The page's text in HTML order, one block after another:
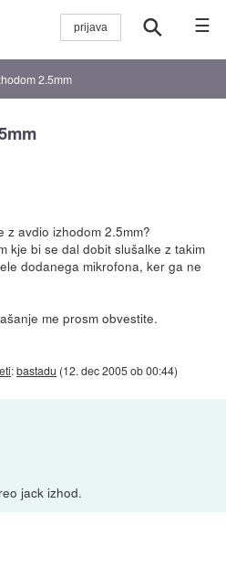
☰
2.5mm
z avdio izhodom 2.5mm?
kje bi se dal dobit slušalke z takim
dodanega mikrofona, ker ga ne
me prosm obvestite.
:bastadu (12. dec 2005 ob 00:44)
jack izhod.